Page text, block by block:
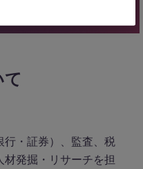
・証券）、監査、税
発掘・リサーチを担